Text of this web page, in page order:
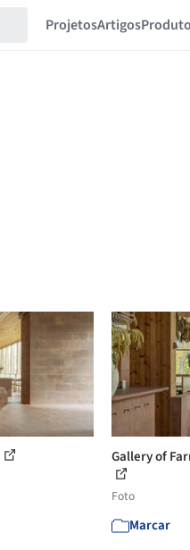
ProjetosArtigos
Gallery of
Foto
Marcar